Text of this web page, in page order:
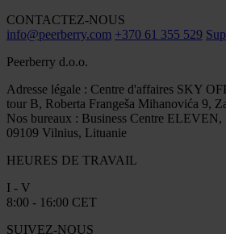
CONTACTEZ-NOUS
info@peerberry.com +370 61 355 529
Peerberry d.o.o.
Adresse légale : Centre d'affaires SKY
tour B, Roberta Frangeša Mihanovića 9,
Nos bureaux : Business Centre
09109 Vilnius, Lituanie
HEURES DE TRAVAIL
I - V
8:00 - 16:00 CET
SUIVEZ-NOUS